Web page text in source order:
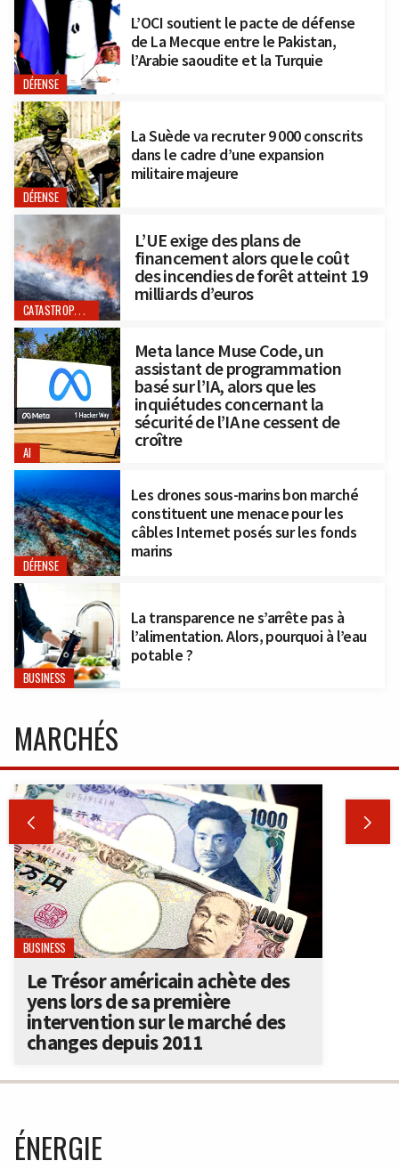
DÉFENSE
L’OCI soutient le pacte de défense
de La Mecque entre le Pakistan,
l’Arabie saoudite et la Turquie
DÉFENSE
La Suède va recruter 9 000 conscrits
dans le cadre d’une expansion
militaire majeure
CATASTROPHES NATURELLES
L’UE exige des plans de
financement alors que le coût
des incendies de forêt atteint 19
milliards d’euros
AI
Meta lance Muse Code, un
assistant de programmation
basé sur l’IA, alors que les
inquiétudes concernant la
sécurité de l’IA ne cessent de
croître
DÉFENSE
Les drones sous-marins bon marché
constituent une menace pour les
câbles Internet posés sur les fonds
marins
BUSINESS
La transparence ne s’arrête pas à
l’alimentation. Alors, pourquoi à l’eau
potable ?
MARCHÉS
 
BUSINESS
Le Trésor américain achète des
yens lors de sa première
intervention sur le marché des
changes depuis 2011
ÉNERGIE